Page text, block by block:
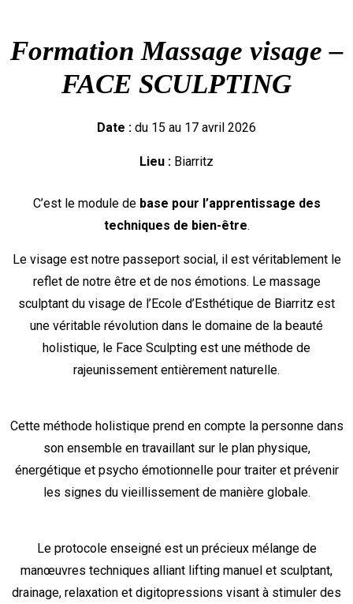
Formation Massage visage –
FACE SCULPTING
Date : du 15 au 17 avril 2026
Lieu : Biarritz
C’est le module de base pour l’apprentissage des
techniques de bien-être.
Le visage est notre passeport social, il est véritablement le
reflet de notre être et de nos émotions. Le massage
sculptant du visage de l’Ecole d’Esthétique de Biarritz est
une véritable révolution dans le domaine de la beauté
holistique, le Face Sculpting est une méthode de
rajeunissement entièrement naturelle.
Cette méthode holistique prend en compte la personne dans
son ensemble en travaillant sur le plan physique,
énergétique et psycho émotionnelle pour traiter et prévenir
les signes du vieillissement de manière globale.
Le protocole enseigné est un précieux mélange de
manœuvres techniques alliant lifting manuel et sculptant,
drainage, relaxation et digitopressions visant à stimuler des